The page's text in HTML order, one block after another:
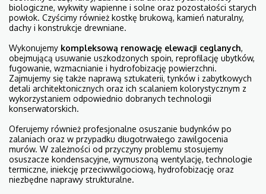
biologiczne, wykwity wapienne i solne oraz pozostałości starych
powłok. Czyścimy również kostkę brukową, kamień naturalny,
dachy i konstrukcje drewniane.
Wykonujemy kompleksową renowację elewacji ceglanych,
obejmującą usuwanie uszkodzonych spoin, reprofilację ubytków,
fugowanie, wzmacnianie i hydrofobizację powierzchni.
Zajmujemy się także naprawą sztukaterii, tynków i zabytkowych
detali architektonicznych oraz ich scalaniem kolorystycznym z
wykorzystaniem odpowiednio dobranych technologii
konserwatorskich.
Oferujemy również profesjonalne osuszanie budynków po
zalaniach oraz w przypadku długotrwałego zawilgocenia
murów. W zależności od przyczyny problemu stosujemy
osuszacze kondensacyjne, wymuszoną wentylację, technologie
termiczne, iniekcję przeciwwilgociową, hydrofobizację oraz
niezbędne naprawy strukturalne.